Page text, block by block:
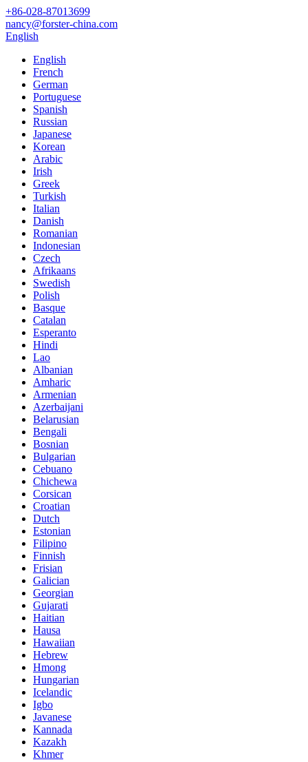
+86-028-87013699
nancy@forster-china.com
English
English
French
German
Portuguese
Spanish
Russian
Japanese
Korean
Arabic
Irish
Greek
Turkish
Italian
Danish
Romanian
Indonesian
Czech
Afrikaans
Swedish
Polish
Basque
Catalan
Esperanto
Hindi
Lao
Albanian
Amharic
Armenian
Azerbaijani
Belarusian
Bengali
Bosnian
Bulgarian
Cebuano
Chichewa
Corsican
Croatian
Dutch
Estonian
Filipino
Finnish
Frisian
Galician
Georgian
Gujarati
Haitian
Hausa
Hawaiian
Hebrew
Hmong
Hungarian
Icelandic
Igbo
Javanese
Kannada
Kazakh
Khmer